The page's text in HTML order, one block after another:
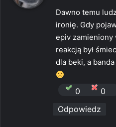
z
e
:
Dawno temu
ironię. Gdy
epiv zamieniony
reakcją był
dla beki, a
0
0
Odpowiedz